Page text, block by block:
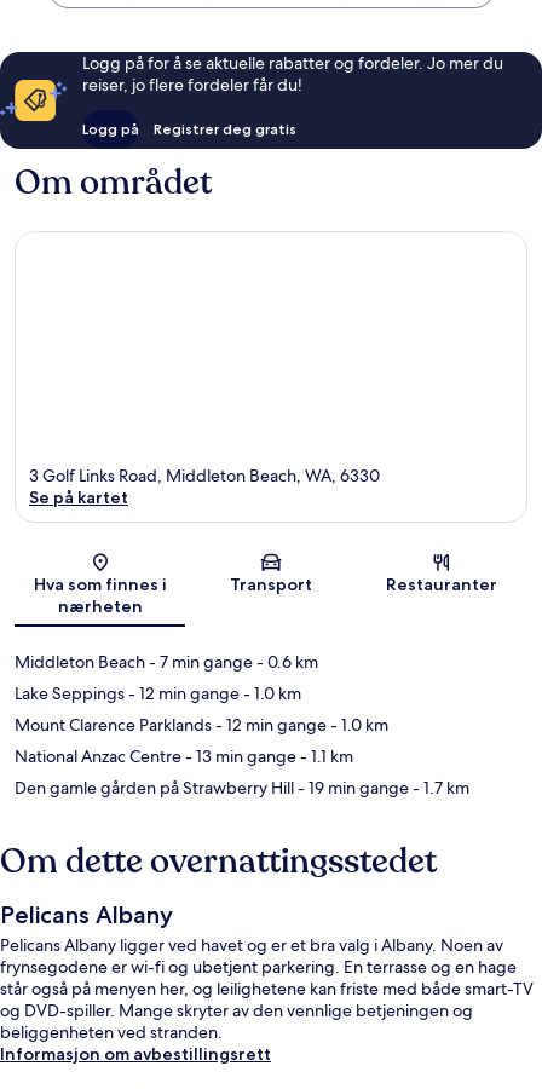
Logg på for å se aktuelle rabatter og fordeler. Jo mer du
reiser, jo flere fordeler får du!
Logg på Registrer deg gratis
Om området
Kart
3 Golf Links Road, Middleton Beach, WA, 6330
Se på kartet
Hva som finnes i
nærheten
Transport Restauranter
Middleton Beach- 7 min gange- 0.6 km
Lake Seppings- 12 min gange- 1.0 km
Mount Clarence Parklands- 12 min gange- 1.0 km
National Anzac Centre- 13 min gange- 1.1 km
Den gamle gården på Strawberry Hill- 19 min gange- 1.7 km
Om dette overnattingsstedet
Pelicans Albany
Pelicans Albany ligger ved havet og er et bra valg i Albany. Noen av
frynsegodene er wi-fi og ubetjent parkering. En terrasse og en hage
står også på menyen her, og leilighetene kan friste med både smart-TV
og DVD-spiller. Mange skryter av den vennlige betjeningen og
beliggenheten ved stranden.
Informasjon om avbestillingsrett